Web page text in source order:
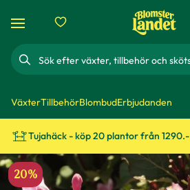
Sök
VäxterTillbehörBlombudErbjudanden
Tujahäck - köp 20 plantor från 1290.-
20%